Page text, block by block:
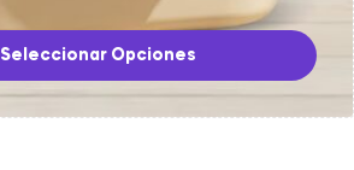
Seleccionar Opciones